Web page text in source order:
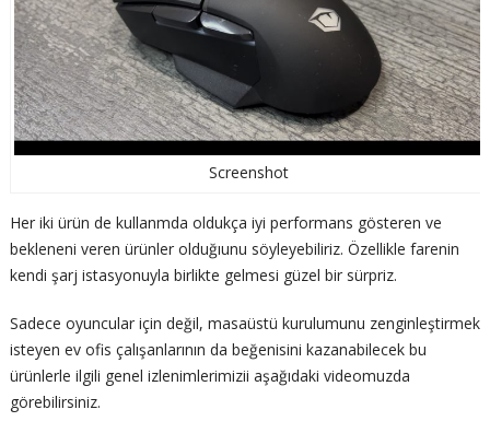
Screenshot
Her iki ürün de kullanmda oldukça iyi performans gösteren ve
bekleneni veren ürünler olduğıunu söyleyebiliriz. Özellikle farenin
kendi şarj istasyonuyla birlikte gelmesi güzel bir sürpriz.
Sadece oyuncular için değil, masaüstü kurulumunu zenginleştirmek
isteyen ev ofis çalışanlarının da beğenisini kazanabilecek bu
ürünlerle ilgili genel izlenimlerimizii aşağıdaki videomuzda
görebilirsiniz.